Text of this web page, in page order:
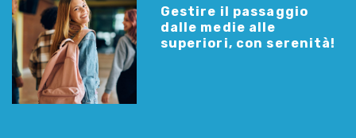
Gestire il passaggio
dalle medie alle
superiori, con serenità!